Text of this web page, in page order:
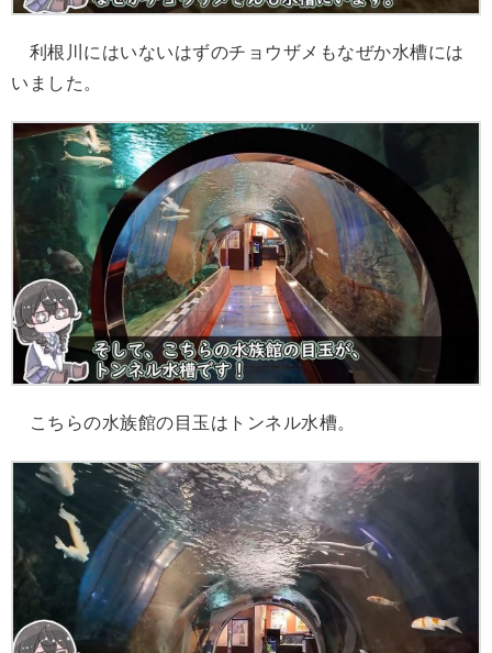
利根川にはいないはずのチョウザメもなぜか水槽には
いました。
こちらの水族館の目玉はトンネル水槽。